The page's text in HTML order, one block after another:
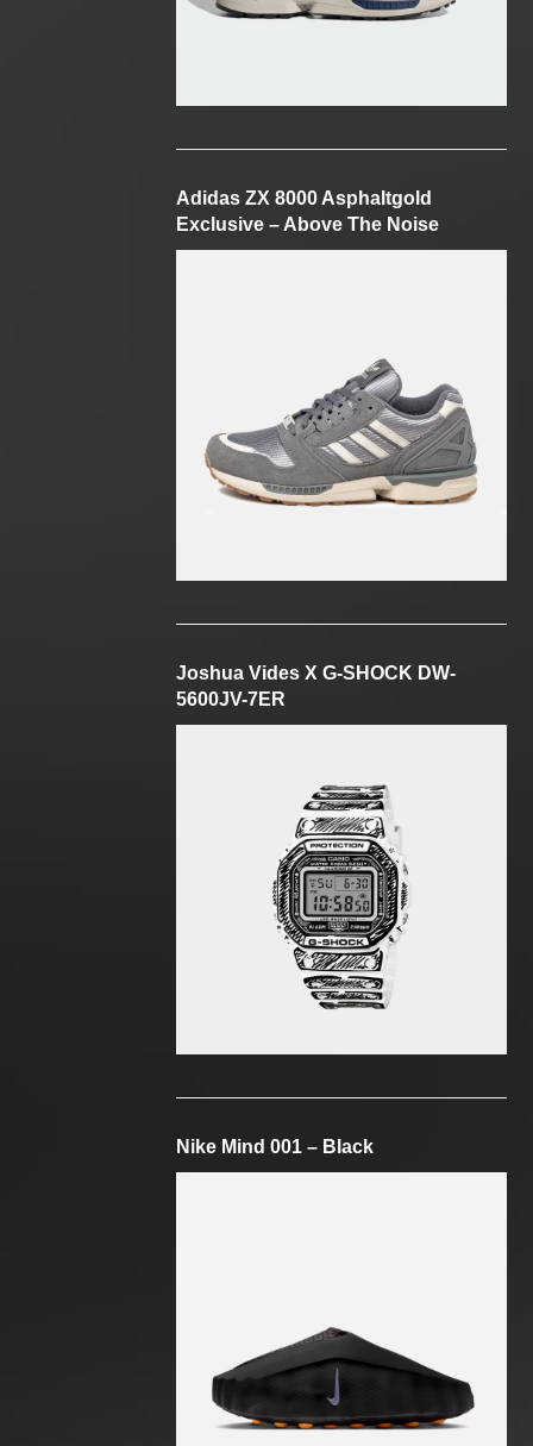
Adidas ZX 8000 Asphaltgold
Exclusive – Above The Noise
Joshua Vides X G-SHOCK DW-
5600JV-7ER
Nike Mind 001 – Black